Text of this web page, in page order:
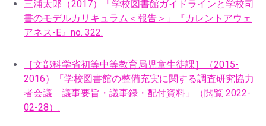
三浦太郎（2017）「学校図書館ガイドラインと学校司
書のモデルカリキュラム＜報告＞」『カレントアウェ
アネス-E』no. 322.
［文部科学省初等中等教育局児童生徒課］（2015-
2016）「学校図書館の整備充実に関する調査研究協力
者会議 議事要旨・議事録・配付資料」（閲覧 2022-
02-28）.